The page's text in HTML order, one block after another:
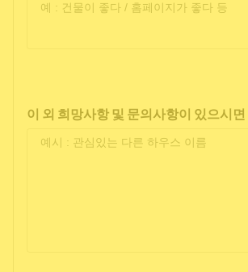
이 외 희망사항 및 문의사항이 있으시면